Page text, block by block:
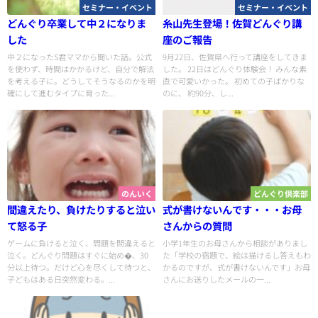
セミナー・イベント
どんぐり卒業して中２になりま
した
中２になったS君ママから聞いた話。公式
を使わず、時間はかかるけど、自分で解法
を考える子に。どうしてそうなるのかを明
確にして進むタイプに育った...
セミナー・イベント
糸山先生登場！佐賀どんぐり講
座のご報告
9月22日、佐賀県へ行って講座をしてきま
した。 22日はどんぐり体験会！ みんな素
直で可愛いかった。 初めての子ばかりな
のに、 約90分、し...
のんいく
間違えたり、負けたりすると泣い
て怒る子
ゲームに負けると泣く、問題を間違えると
泣く。どんぐり問題はすぐに始め�、30
分以上待つ。だけど心を尽くして待つと、
子どもはある日突然変わる。...
どんぐり倶楽部
式が書けないんです・・・お母
さんからの質問
小学1年生のお母さんから相談がありまし
た「学校の宿題で、絵は描けるし答えもわ
かるのですが、式が書けないんです」お母
さんにお送りしたメールの一...